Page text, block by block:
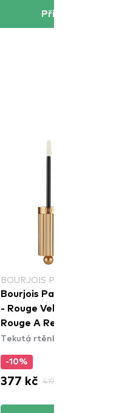
Přidat
BOURJOIS PARIS
Bourjois Paris tekutá
- Rouge Velvet Ink - 09
Rouge A Reves
Tekutá rtěnka
-10%
377 kč 419 kč